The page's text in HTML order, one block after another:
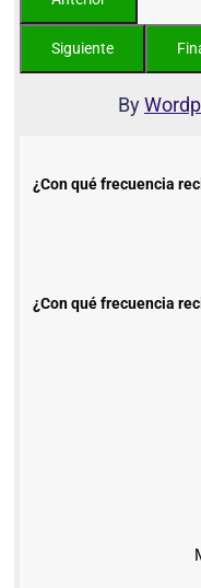
By
¿Con qué frecuencia
¿Con qué frecuencia